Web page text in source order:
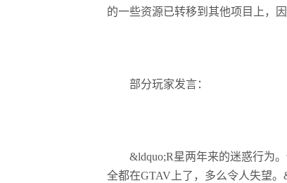
的一些资源已转移到其他项目上，
部分玩家发言：
&ldquo;R星两年来的迷惑行为。
全都在GTAV上了，多么令人失望。